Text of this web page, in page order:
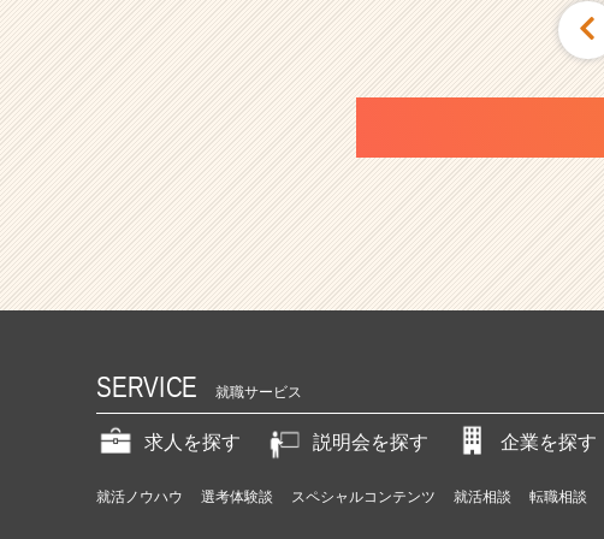
SERVICE 就職サービス
求人を探す 説明会を探す 企業を探す
就活ノウハウ 選考体験談 スペシャルコンテンツ 就活相談 転職相談